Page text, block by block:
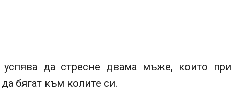
да стресне двама мъже, които при
бягат към колите си.